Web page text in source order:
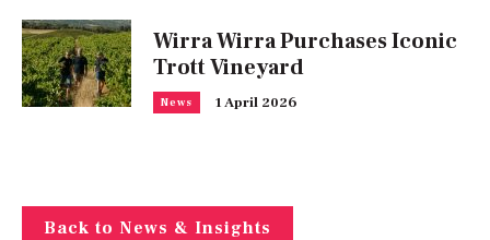
Wirra Wirra Purchases Iconic
Trott Vineyard
News 1 April 2026
Back to News & Insights